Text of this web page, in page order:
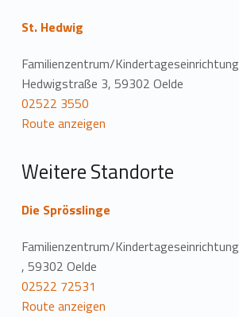
o
c
a
t
i
o
n
St. Hedwig
Familienzentrum/Kindertageseinrichtung
Hedwigstraße 3, 59302 Oelde
02522 3550
Route anzeigen
Weitere Standorte
Die Sprösslinge
Familienzentrum/Kindertageseinrichtung
, 59302 Oelde
02522 72531
Route anzeigen